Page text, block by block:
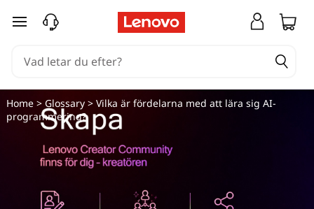
hoppa vidare till huvudinnehållet
Home> Glossary> Vilka är fördelarna med att lära sig AI-
programmering?